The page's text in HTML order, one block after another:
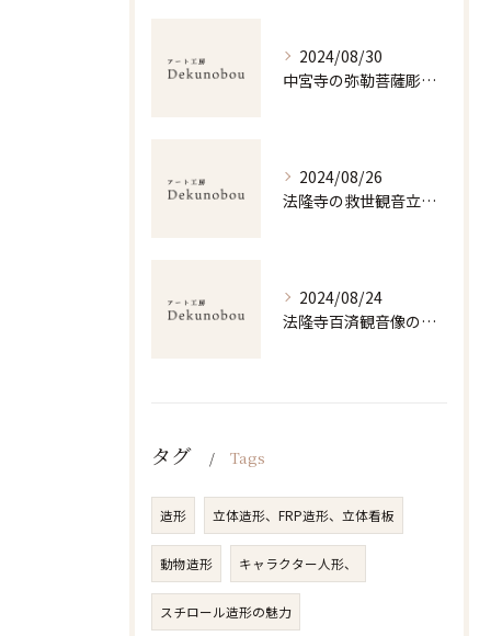
2024/08/30
中宮寺の弥勒菩薩彫刻美の探求
2024/08/26
法隆寺の救世観音立体造形の魅力
2024/08/24
法隆寺百済観音像の立体美と仏教の深淵
タグ Tags
造形 立体造形、FRP造形、立体看板
動物造形 キャラクター人形、
スチロール造形の魅力